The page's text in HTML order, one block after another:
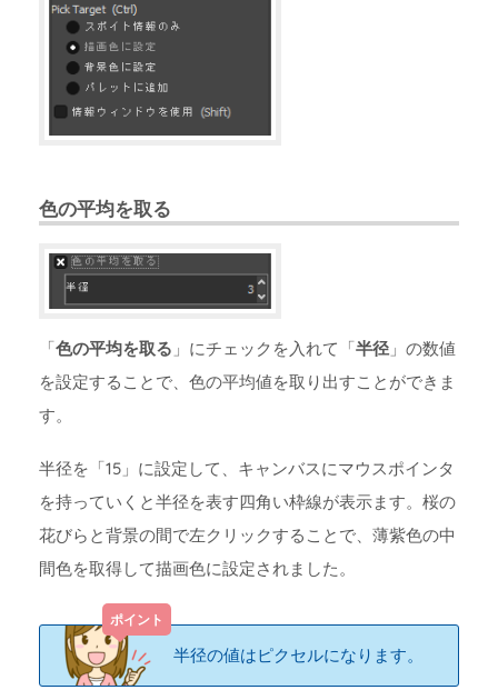
色の平均を取る
「色の平均を取る 」にチェックを入れて「半径」の数値
を設定することで、色の平均値を取り出すことができま
す。
半径を「15」に設定して、キャンバスにマウスポインタ
を持っていくと半径を表す四角い枠線が表示ます。桜の
花びらと背景の間で左クリックすることで、薄紫色の中
間色を取得して描画色に設定されました。
半径の値はピクセルになります。